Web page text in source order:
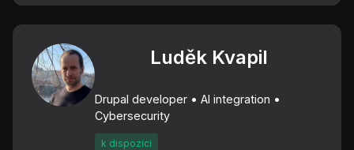
Luděk Kvapil
Drupal developer • AI integration •
Cybersecurity
k dispozici